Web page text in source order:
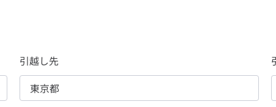
引越し先